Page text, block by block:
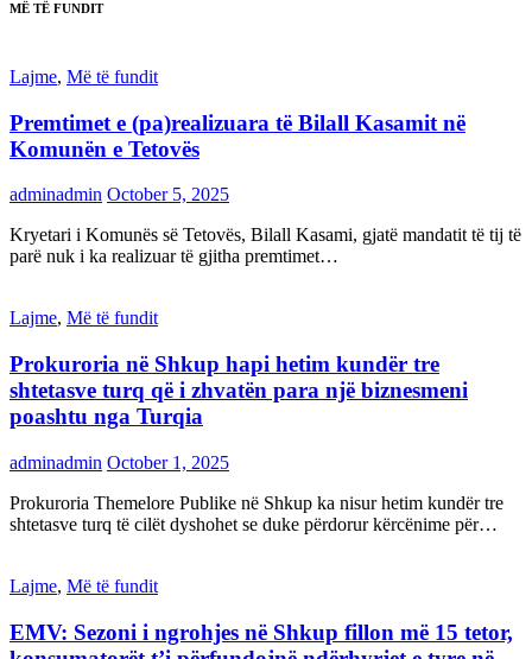
MË TË FUNDIT
Lajme, Më të fundit
Premtimet e (pa)realizuara të Bilall Kasamit në
Komunën e Tetovës
adminadmin October 5, 2025
Kryetari i Komunës së Tetovës, Bilall Kasami, gjatë mandatit të tij të
parë nuk i ka realizuar të gjitha premtimet…
Lajme, Më të fundit
Prokuroria në Shkup hapi hetim kundër tre
shtetasve turq që i zhvatën para një biznesmeni
poashtu nga Turqia
adminadmin October 1, 2025
Prokuroria Themelore Publike në Shkup ka nisur hetim kundër tre
shtetasve turq të cilët dyshohet se duke përdorur kërcënime për…
Lajme, Më të fundit
EMV: Sezoni i ngrohjes në Shkup fillon më 15 tetor,